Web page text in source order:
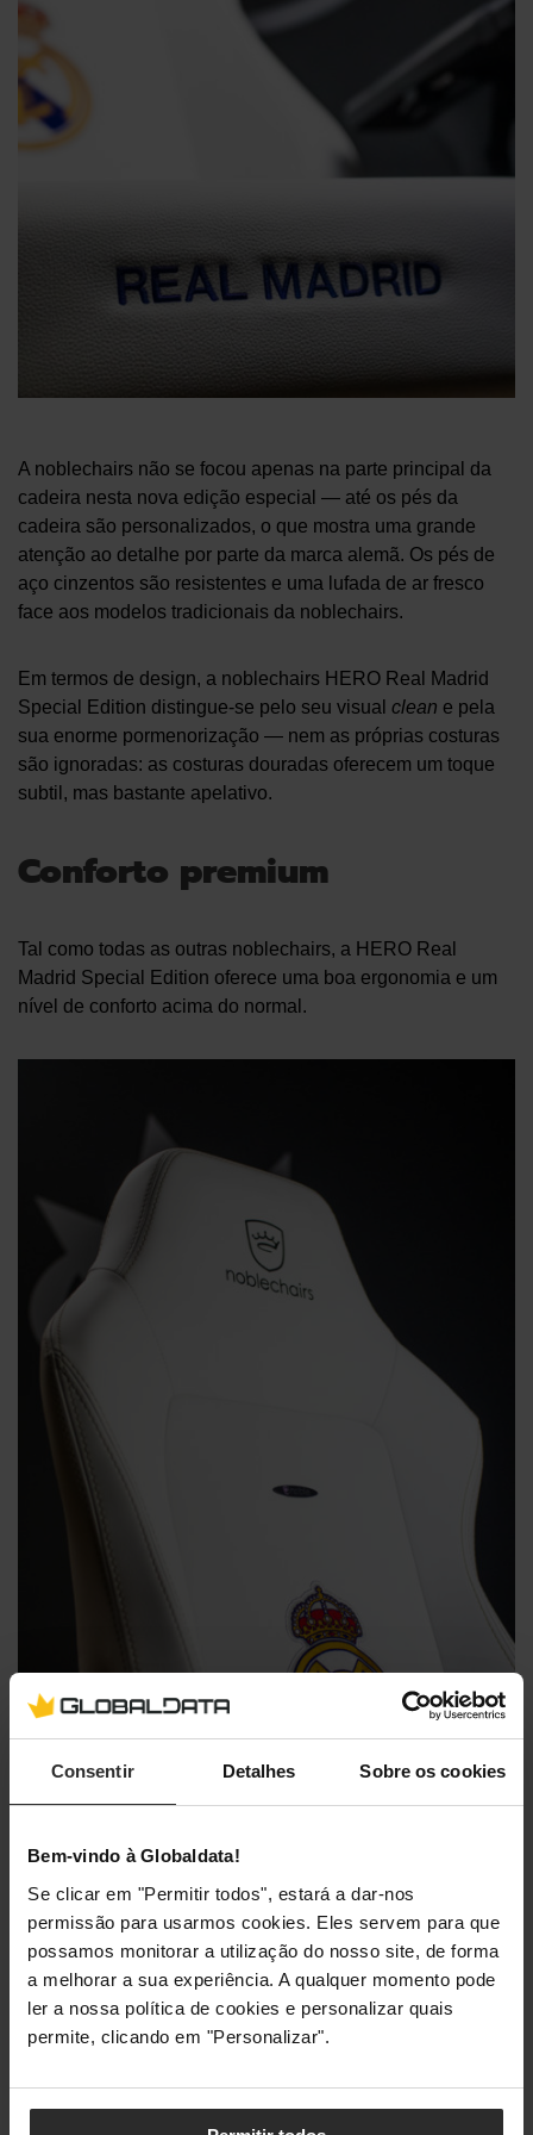
Consentir Detalhes Sobre os cookies
Bem-vindo à Globaldata!
Se clicar em "Permitir todos", estará a dar-nos
permissão para usarmos cookies. Eles servem para que
possamos monitorar a utilização do nosso site, de forma
a melhorar a sua experiência. A qualquer momento pode
ler a nossa política de cookies e personalizar quais
permite, clicando em "Personalizar".
A noblechairs não se focou apenas na parte principal da
cadeira nesta nova edição especial — até os pés da
cadeira são personalizados, o que mostra uma grande
atenção ao detalhe por parte da marca alemã. Os pés de
aço cinzentos são resistentes e uma lufada de ar fresco
face aos modelos tradicionais da noblechairs.
Em termos de design, a noblechairs HERO Real Madrid
Special Edition distingue-se pelo seu visual clean e pela
sua enorme pormenorização — nem as próprias costuras
são ignoradas: as costuras douradas oferecem um toque
subtil, mas bastante apelativo.
Conforto premium
Tal como todas as outras noblechairs, a HERO Real
Madrid Special Edition oferece uma boa ergonomia e um
nível de conforto acima do normal.
Para além do suporte lombar e do estofo com espuma de
alta densidade, esta edição tem espuma viscoelástica que
se adapta ao corpo do utilizador. É possível ajustar a
inclinação das costas e a altura do banco — algo a que
provavelmente já estamos habituados na maior parte das
cadeiras. Onde a noblechairs se destaca, no entanto, é na
função de baloiço, que pode ser utilizada em qualquer
e na personalização é tanto que a